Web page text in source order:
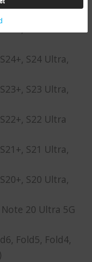
S25 Ultra
S24 Ultra,
S23 Ultra,
S22 Ultra
S21 Ultra,
S20 Ultra,
20 Ultra 5G
Fold5, Fold4,